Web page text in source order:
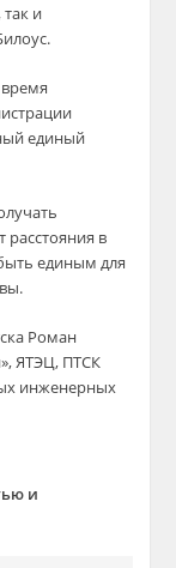
и
единый
расстояния в
единым для
Роман
ЯТЭЦ, ПТСК
инженерных
и